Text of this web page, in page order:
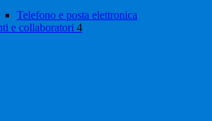
Telefono e posta elettronica
e collaboratori 4